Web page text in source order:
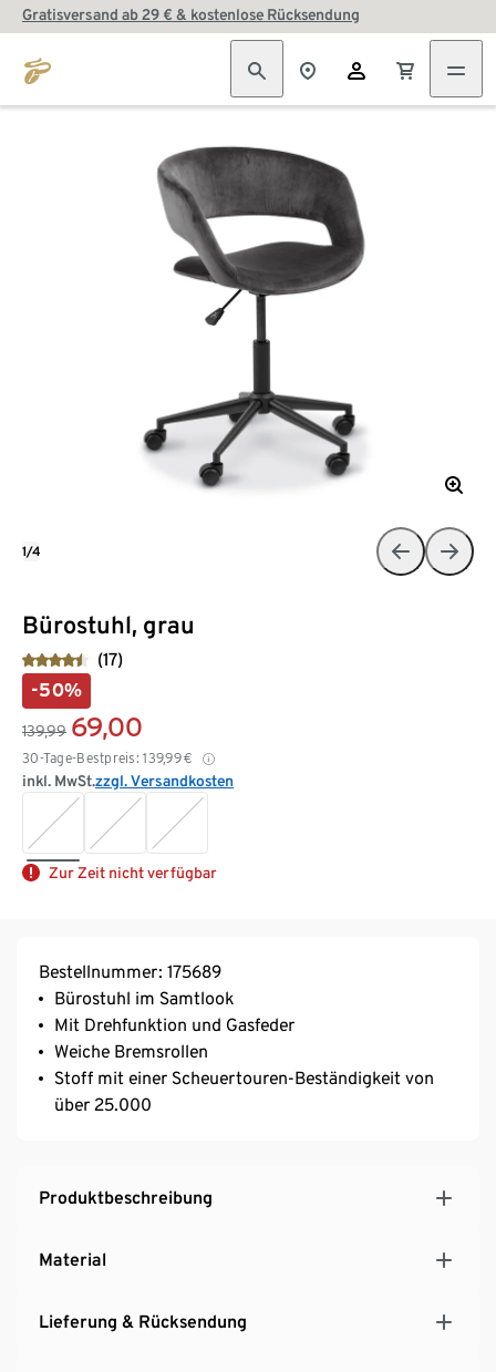
Gratisversand ab 29 € & kostenlose Rücksendung
Bürostuhl, grau
(17)
-50%
139,99 69,00
30-Tage-Bestpreis: 139,99€
inkl. MwSt.zzgl. Versandkosten
Zur Zeit nicht verfügbar
1/4
Bestellnummer: 175689
Bürostuhl im Samtlook
Mit Drehfunktion und Gasfeder
Weiche Bremsrollen
Stoff mit einer Scheuertouren-Beständigkeit von
über 25.000
Produktbeschreibung
Material
Lieferung & Rücksendung